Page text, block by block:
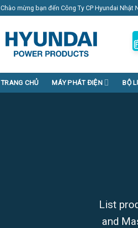
Chào mừng bạn đến Công Ty CP Hyundai Nhật
TRANG CHỦ MÁY PHÁT ĐIỆN BỘ
List
and